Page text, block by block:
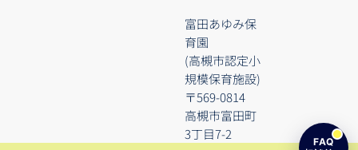
富田あゆみ保
育園
(高槻市認定小
規模保育施設)
〒569-0814
高槻市富田町
3丁目7-2
FAQ